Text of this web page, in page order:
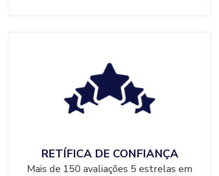
RETÍFICA DE CONFIANÇA
Mais de 150 avaliações 5 estrelas em